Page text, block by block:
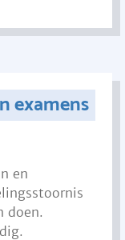
examens
en
doen.